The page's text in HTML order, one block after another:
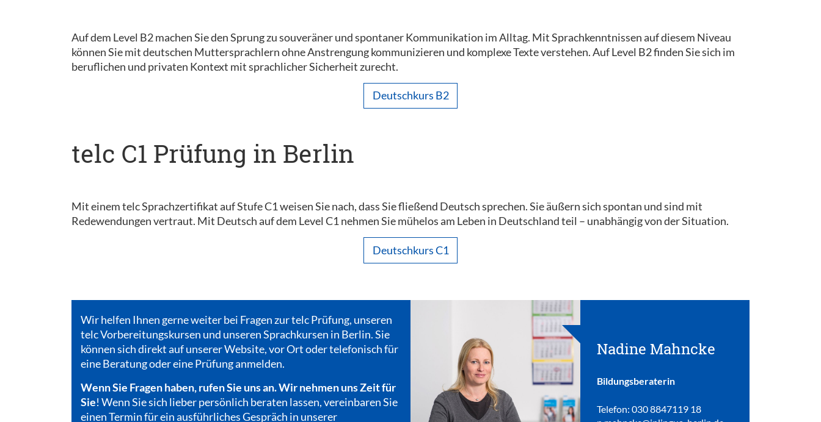
Auf dem Level B2 machen Sie den Sprung zu souveräner und spontaner Kommunikation im Alltag. Mit Sprachkenntnissen auf diesem Niveau
können Sie mit deutschen Muttersprachlern ohne Anstrengung kommunizieren und komplexe Texte verstehen. Auf Level B2 finden Sie sich im
beruflichen und privaten Kontext mit sprachlicher Sicherheit zurecht.
Deutschkurs B2
telc C1 Prüfung in Berlin
Mit einem telc Sprachzertifikat auf Stufe C1 weisen Sie nach, dass Sie fließend Deutsch sprechen. Sie äußern sich spontan und sind mit
Redewendungen vertraut. Mit Deutsch auf dem Level C1 nehmen Sie mühelos am Leben in Deutschland teil – unabhängig von der Situation.
Deutschkurs C1
Wir helfen Ihnen gerne weiter bei Fragen zur telc Prüfung, unseren
telc Vorbereitungskursen und unseren Sprachkursen in Berlin. Sie
können sich direkt auf unserer Website, vor Ort oder telefonisch für
eine Beratung oder eine Prüfung anmelden.
Wenn Sie Fragen haben, rufen Sie uns an. Wir nehmen uns Zeit für
Sie! Wenn Sie sich lieber persönlich beraten lassen, vereinbaren Sie
einen Termin für ein ausführliches Gespräch in unserer
Nadine Mahncke
Bildungsberaterin
Telefon: 030 8847119 18